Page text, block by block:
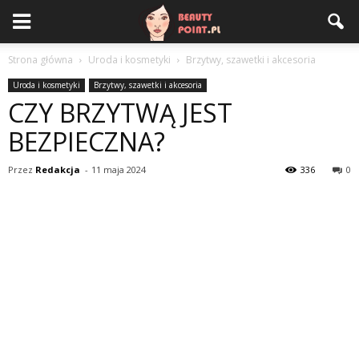
Strona główna Uroda i kosmetyki Brzytwy, szawetki i akcesoria
Uroda i kosmetyki Brzytwy, szawetki i akcesoria
CZY BRZYTWĄ JEST
BEZPIECZNA?
Przez Redakcja - 11 maja 2024 0
336